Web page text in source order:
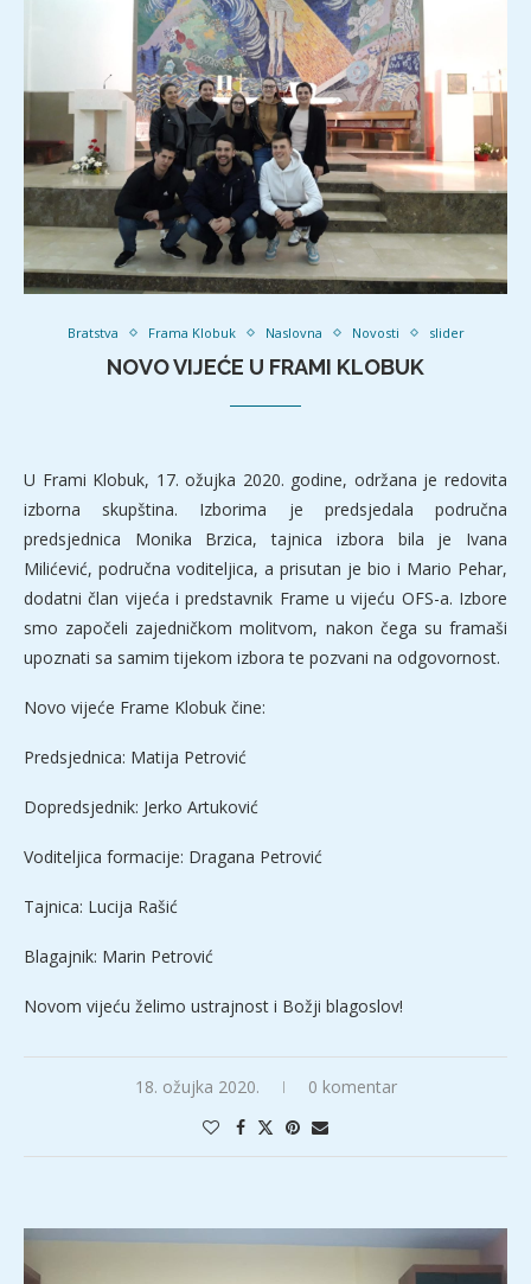
Bratstva Frama Klobuk Naslovna Novosti slider
NOVO VIJEĆE U FRAMI KLOBUK
U Frami Klobuk, 17. ožujka 2020. godine, održana je redovita
izborna skupština. Izborima je predsjedala područna
predsjednica Monika Brzica, tajnica izbora bila je Ivana
Milićević, područna voditeljica, a prisutan je bio i Mario Pehar,
dodatni član vijeća i predstavnik Frame u vijeću OFS-a. Izbore
smo započeli zajedničkom molitvom, nakon čega su framaši
upoznati sa samim tijekom izbora te pozvani na odgovornost.
Novo vijeće Frame Klobuk čine:
Predsjednica: Matija Petrović
Dopredsjednik: Jerko Artuković
Voditeljica formacije: Dragana Petrović
Tajnica: Lucija Rašić
Blagajnik: Marin Petrović
Novom vijeću želimo ustrajnost i Božji blagoslov!
18. ožujka 2020. 0 komentar